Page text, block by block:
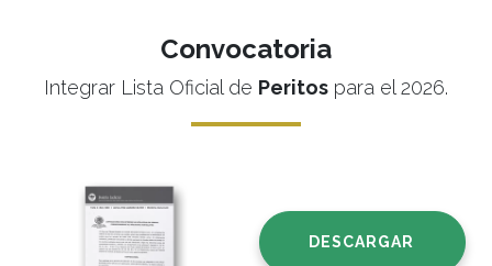
Convocatoria
Integrar Lista Oficial de Peritos para el 2026.
DESCARGAR